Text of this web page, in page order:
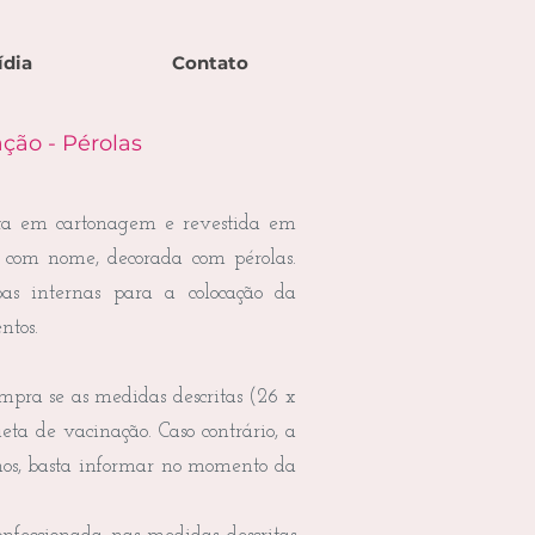
Contato
- Pérolas
em cartonagem e revestida em
nome, decorada com pérolas.
internas para a colocação da
se as medidas descritas (26 x
de vacinação. Caso contrário, a
basta informar no momento da